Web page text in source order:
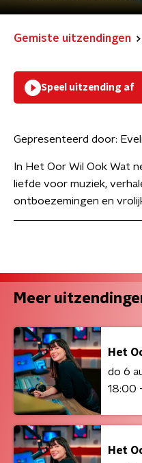
Gemiste uitzendingen
Speel uitzending af
Gepresenteerd door:
In Het Oor Wil Ook Wat
liefde voor muziek,
ontboezemingen en
Meer
Het
do 6
18:00
Het